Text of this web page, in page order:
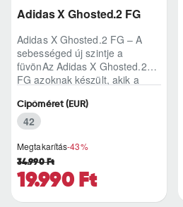
Adidas X Ghosted.2 FG
Adidas X Ghosted.2 FG – A
sebességed új szintje a
füvönAz Adidas X Ghosted.2
FG azoknak készült, akik a
pillanataiban is azonnal r..
Megtakarítás-43%
19.990 Ft
34.990 Ft
Cipőméret (EUR)
42